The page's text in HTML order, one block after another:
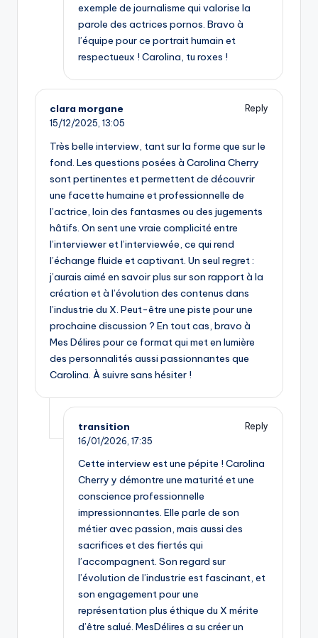
exemple de journalisme qui valorise la
parole des actrices pornos. Bravo à
l’équipe pour ce portrait humain et
respectueux ! Carolina, tu roxes !
clara morgane
Reply
15/12/2025, 13:05
Très belle interview, tant sur la forme que sur le
fond. Les questions posées à Carolina Cherry
sont pertinentes et permettent de découvrir
une facette humaine et professionnelle de
l’actrice, loin des fantasmes ou des jugements
hâtifs. On sent une vraie complicité entre
l’interviewer et l’interviewée, ce qui rend
l’échange fluide et captivant. Un seul regret :
j’aurais aimé en savoir plus sur son rapport à la
création et à l’évolution des contenus dans
l’industrie du X. Peut-être une piste pour une
prochaine discussion ? En tout cas, bravo à
Mes Délires pour ce format qui met en lumière
des personnalités aussi passionnantes que
Carolina. À suivre sans hésiter !
transition
Reply
16/01/2026, 17:35
Cette interview est une pépite ! Carolina
Cherry y démontre une maturité et une
conscience professionnelle
impressionnantes. Elle parle de son
métier avec passion, mais aussi des
sacrifices et des fiertés qui
l’accompagnent. Son regard sur
l’évolution de l’industrie est fascinant, et
son engagement pour une
représentation plus éthique du X mérite
d’être salué. MesDélires a su créer un